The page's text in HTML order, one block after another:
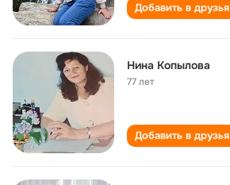
Добавить в друзья
Нина Копылова
77 лет
Добавить в друзья